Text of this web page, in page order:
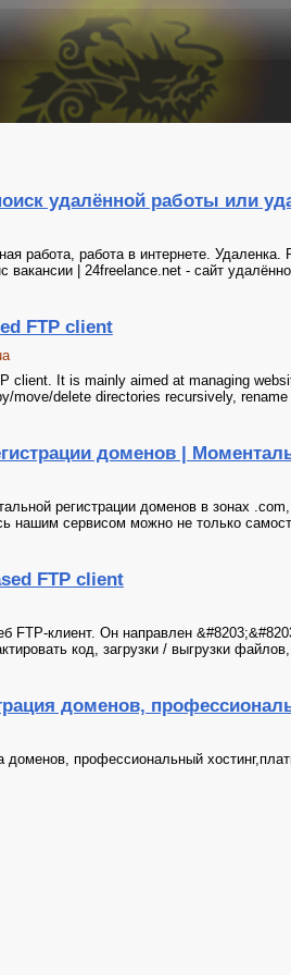
удалённой работы или
работа, работа в интернете. Удаленка.
вакансии | 24freelance.net - сайт
FTP client
client. It is mainly aimed at managing
move/delete directories recursively,
доменов |
регистрации доменов в зонах
нашим сервисом можно не только
FTP client
FTP-клиент. Он направлен
код, загрузки / выгрузки
доменов,
доменов, профессиональный